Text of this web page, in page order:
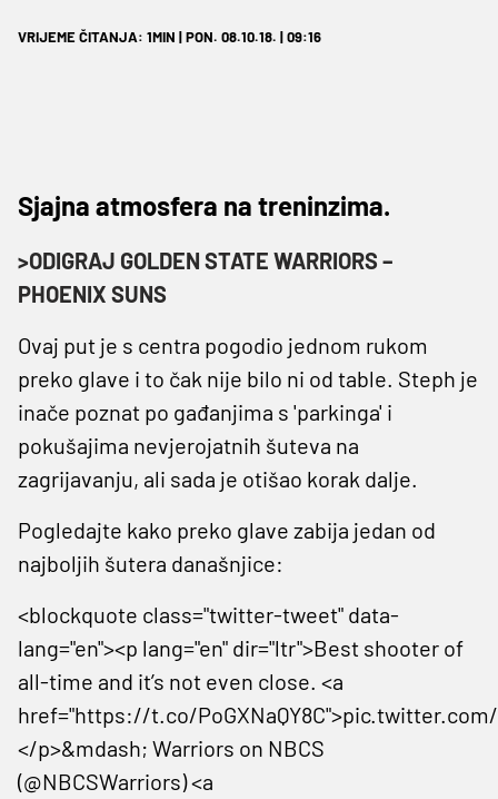
VRIJEME ČITANJA: 1MIN | PON. 08.10.18. | 09:16
Sjajna atmosfera na treninzima.
>ODIGRAJ GOLDEN STATE WARRIORS –
PHOENIX SUNS
Ovaj put je s centra pogodio jednom rukom
preko glave i to čak nije bilo ni od table. Steph je
inače poznat po gađanjima s 'parkinga' i
pokušajima nevjerojatnih šuteva na
zagrijavanju, ali sada je otišao korak dalje.
Pogledajte kako preko glave zabija jedan od
najboljih šutera današnjice:
<blockquote class="twitter-tweet" data-
lang="en"><p lang="en" dir="ltr">Best shooter of
all-time and it’s not even close. <a
href="https://t.co/PoGXNaQY8C">pic.twitter.com/
</p>&mdash; Warriors on NBCS
(@NBCSWarriors) <a